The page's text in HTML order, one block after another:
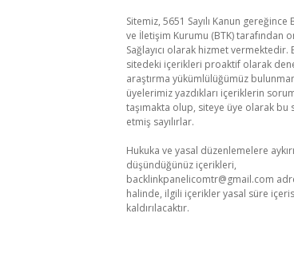
Sitemiz, 5651 Sayılı Kanun
ve İletişim Kurumu (BTK) tarafından
Sağlayıcı olarak hizmet vermektedir.
sitedeki içerikleri proaktif olarak
araştırma yükümlülüğümüz
üyelerimiz yazdıkları içeriklerin
taşımakta olup, siteye üye olarak bu
etmiş sayılırlar.
Hukuka ve yasal düzenlemelere
düşündüğünüz içerikleri,
backlinkpanelicomtr@gmail.com
halinde, ilgili içerikler yasal süre
kaldırılacaktır.